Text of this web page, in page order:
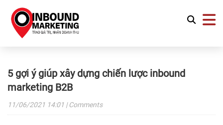
5 gợi ý giúp xây dựng chiến lược inbound
marketing B2B
11/06/2021 14:01 | Comments